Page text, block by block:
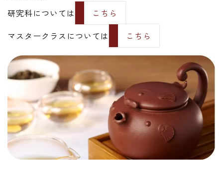
研究科については
こちら
マスタークラスについては
こちら